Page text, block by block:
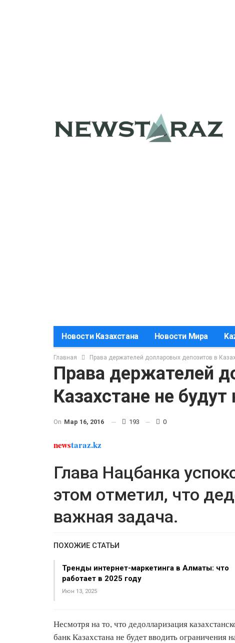
Новости Казахстана Новости Мира
Главная Права держателей долларовых депозитов в
Права держателей
Казахстане не
On Мар 16, 2016 193 0
newstaraz.kz
Глава Нацбанка
этом отметил, что
важная задача.
ПОХОЖИЕ СТАТЬИ
Тренды интернет-маркетинга в Алматы: что
работает в 2025 году
Июн 13, 2025
Несмотря на то, что дедолларизация
банк Казахстана не будет вводить ограничения